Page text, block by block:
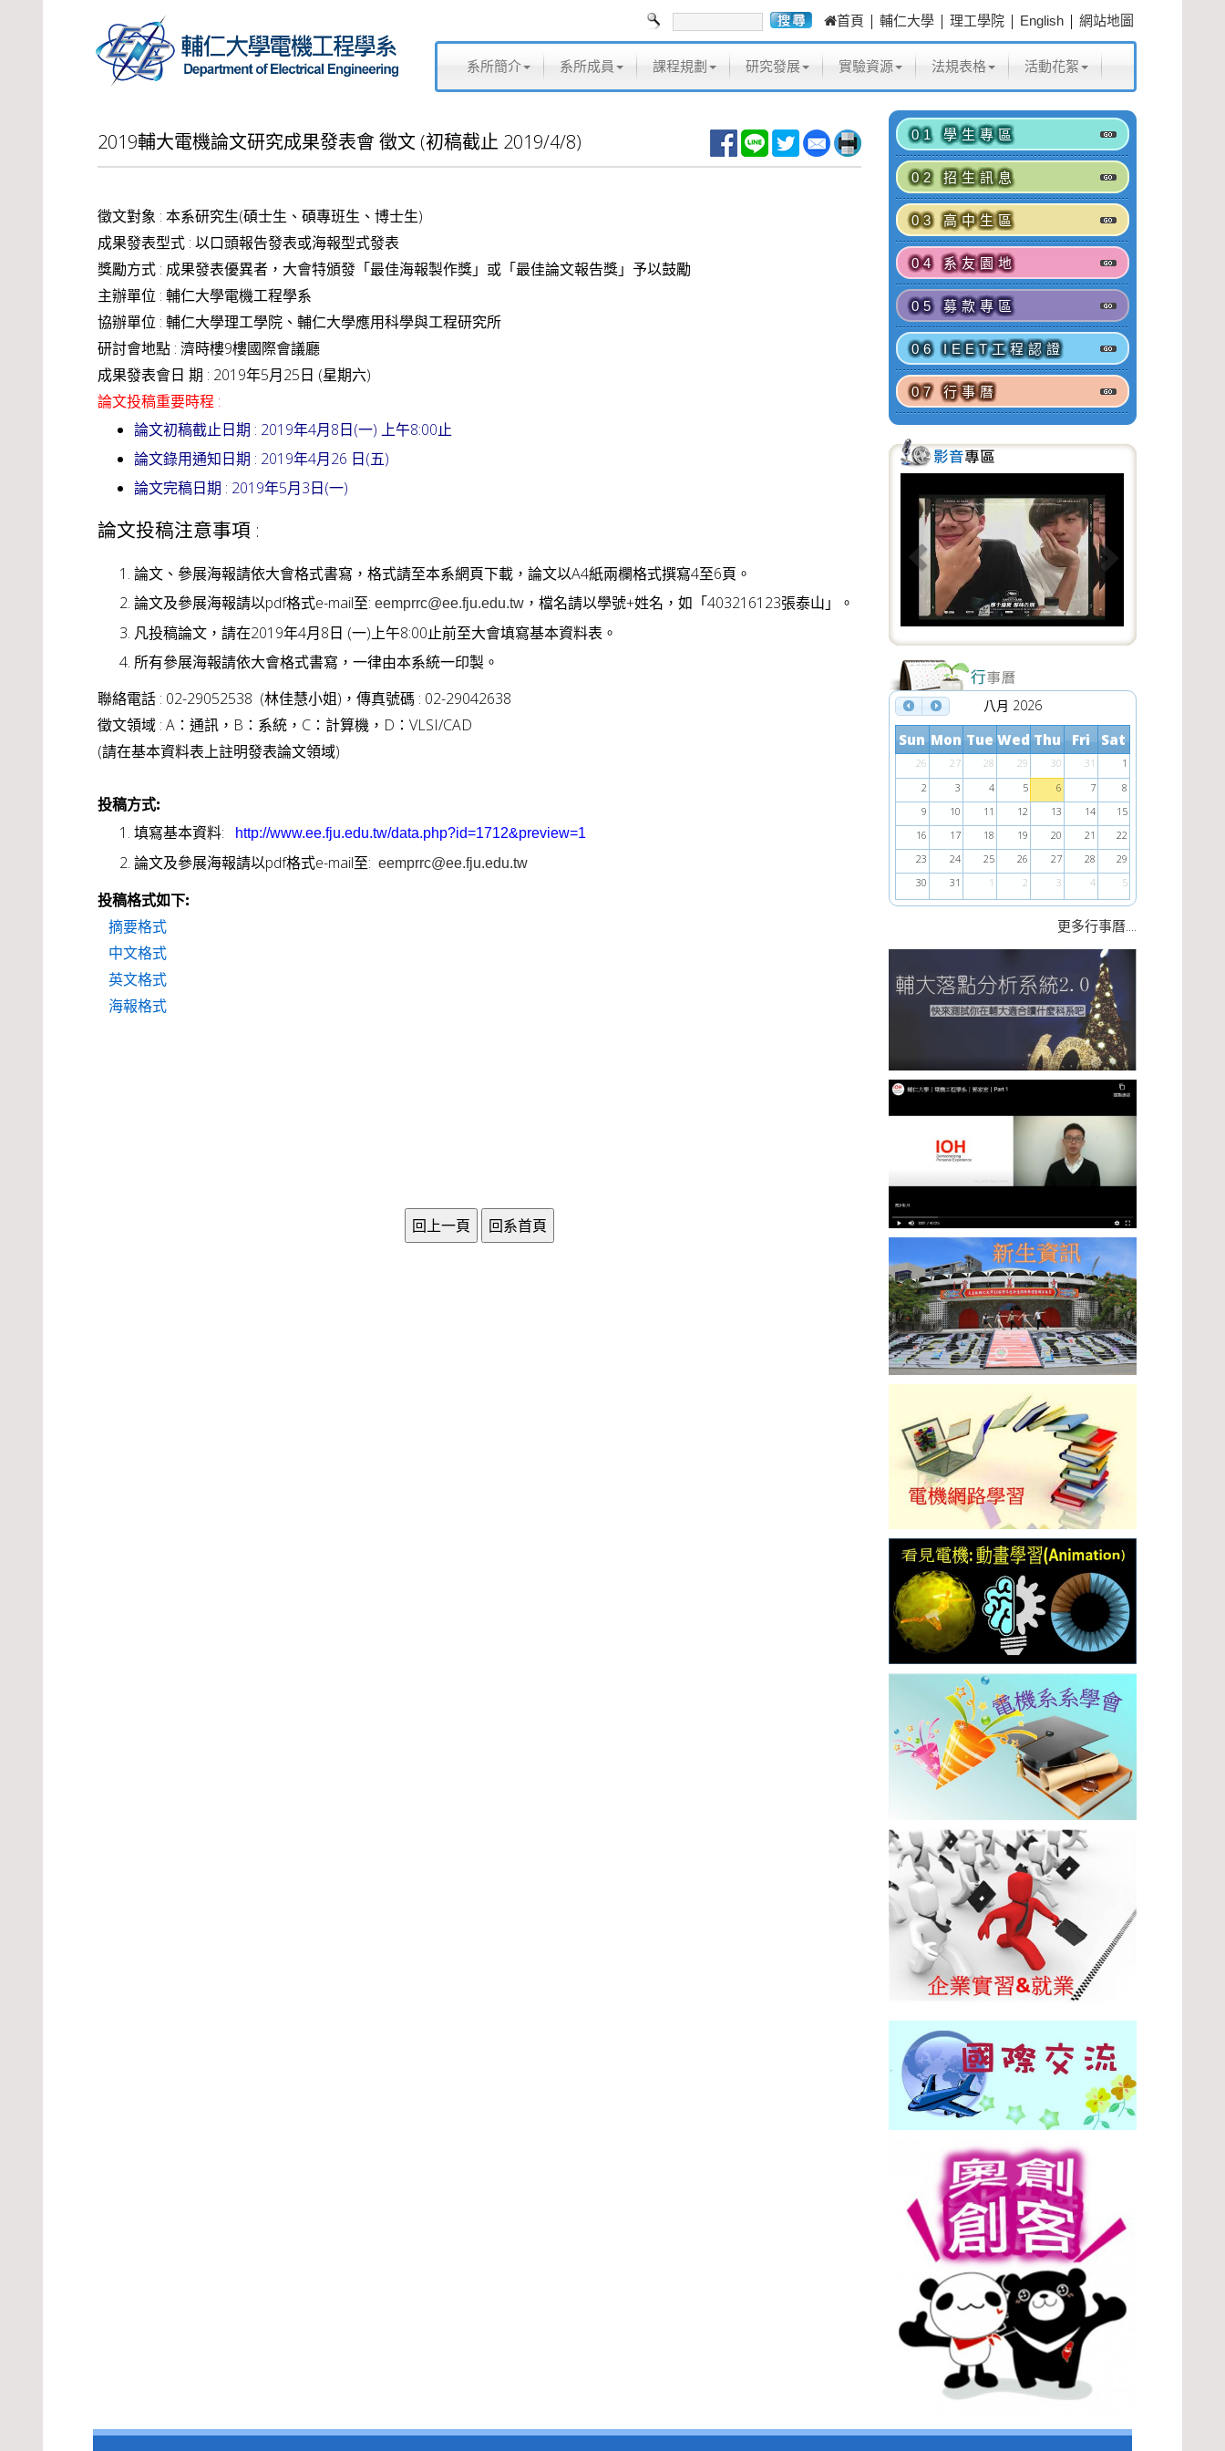
首頁 | 輔仁大學 | 理工學院 | English | 網站地圖
系所簡介 系所成員 課程規劃 研究發展 實驗資源 法規表格 活動花絮
2019輔大電機論文研究成果發表會 徵文 (初稿截止 2019/4/8)
徵文對象 : 本系研究生(碩士生、碩專班生、博士生)
成果發表型式 : 以口頭報告發表或海報型式發表
獎勵方式 : 成果發表優異者，大會特頒發「最佳海報製作獎」或「最佳論文報告獎」予以鼓勵
主辦單位 : 輔仁大學電機工程學系
協辦單位 : 輔仁大學理工學院、輔仁大學應用科學與工程研究所
研討會地點 : 濟時樓9樓國際會議廳
成果發表會日 期 : 2019年5月25日 (星期六)
論文投稿重要時程 :
論文初稿截止日期 : 2019年4月8日(一) 上午8:00止
論文錄用通知日期 : 2019年4月26 日(五)
論文完稿日期 : 2019年5月3日(一)
論文投稿注意事項 :
論文、參展海報請依大會格式書寫，格式請至本系網頁下載，論文以A4紙兩欄格式撰寫4至6頁。
論文及參展海報請以pdf格式e-mail至: eemprrc@ee.fju.edu.tw ，檔名請以學號+姓名，如「403216123張泰山」。
凡投稿論文，請在2019年4月8日 (一)上午8:00止前至大會填寫基本資料表。
所有參展海報請依大會格式書寫，一律由本系統一印製。
聯絡電話 : 02-29052538 (林佳慧小姐)，傳真號碼 : 02-29042638
徵文領域 : A：通訊，B：系統，C：計算機，D：VLSI/CAD
(請在基本資料表上註明發表論文領域)
投稿方式:​
填寫基本資料:
http://www.ee.fju.edu.tw/data.php?id=1712&preview=1
論文及參展海報請以pdf格式e-mail至: eemprrc@ee.fju.edu.tw
投稿格式如下:
摘要格式
中文格式
英文格式
海報格式
01 學生專區
02 招生訊息
03 高中生區
04 系友園地
05 募款專區
06 IEET工程認證
07 行事曆
u
s
八月 2026
Sun Mon Tue Wed Thu Fri Sat
26 27 28 29 30 31
1
2
3 4 5 6 7
8
9
10 11 12 13 14
15
16
17 18 19 20 21
22
23
24 25 26 27 28
29
30
31 1 2 3 4 5
更多行事曆....